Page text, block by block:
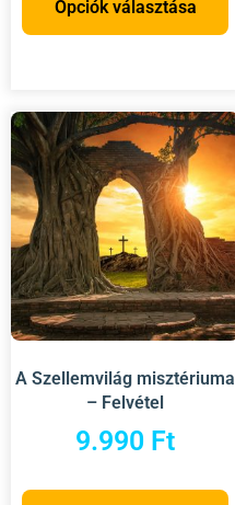
Opciók választása
A Szellemvilág misztériuma
– Felvétel
9.990 Ft